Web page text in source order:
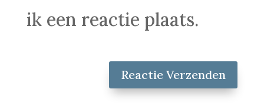
ik een reactie plaats.
Reactie Verzenden